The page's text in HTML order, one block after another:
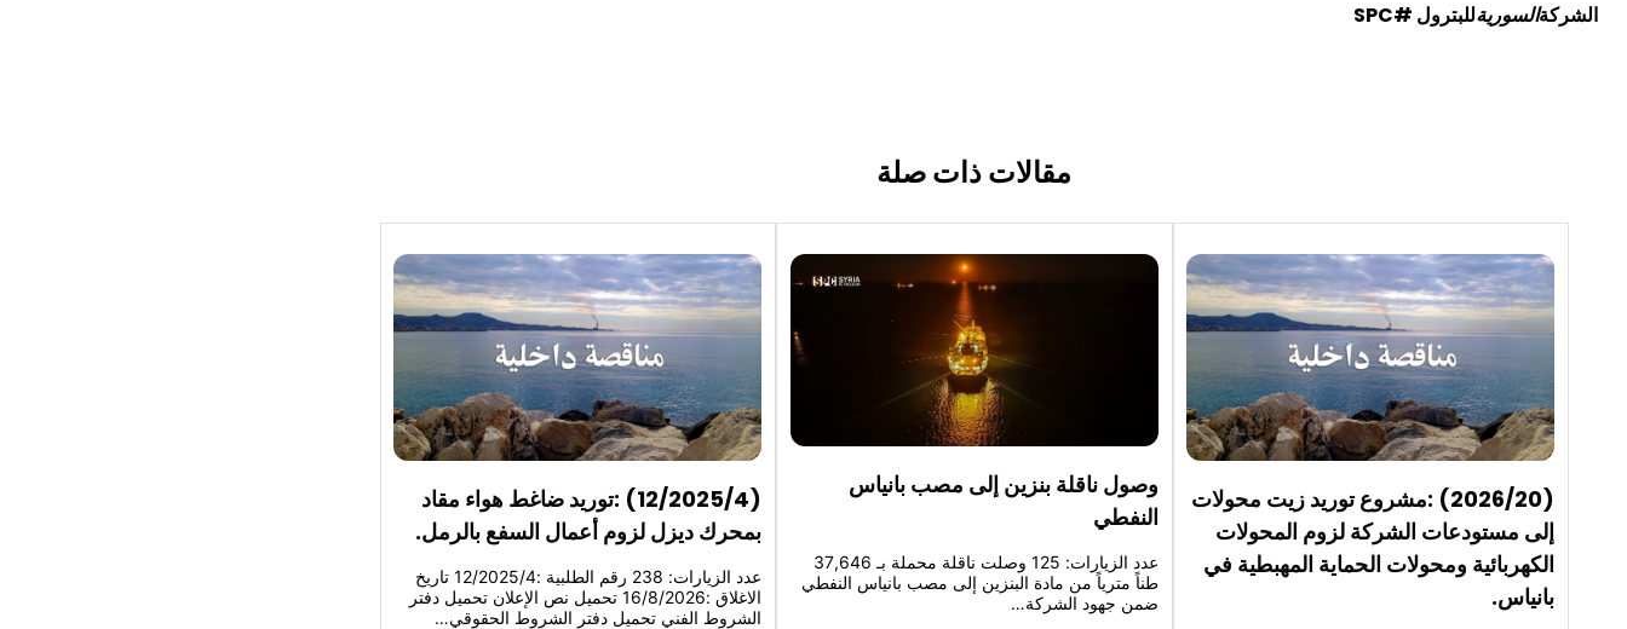
الشركةالسوريةللبترول #SPC
مقالات ذات صلة
(2026/20) :مشروع توريد زيت محولات
إلى مستودعات الشركة لزوم المحولات
الكهربائية ومحولات الحماية المهبطية في
بانياس.
وصول ناقلة بنزين إلى مصب بانياس
النفطي
عدد الزيارات: 125 وصلت ناقلة محملة بـ 37,646
طناً مترياً من مادة البنزين إلى مصب بانياس النفطي
ضمن جهود الشركة…
(12/2025/4) :توريد ضاغط هواء مقاد
بمحرك ديزل لزوم أعمال السفع بالرمل.
عدد الزيارات: 238 رقم الطلبية :12/2025/4 تاريخ
الاغلاق :16/8/2026 تحميل نص الإعلان تحميل دفتر
الشروط الفني تحميل دفتر الشروط الحقوقي…